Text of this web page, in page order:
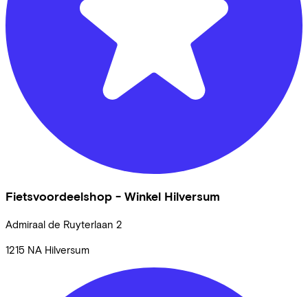
Fietsvoordeelshop - Winkel Hilversum
Admiraal de Ruyterlaan 2
1215 NA Hilversum